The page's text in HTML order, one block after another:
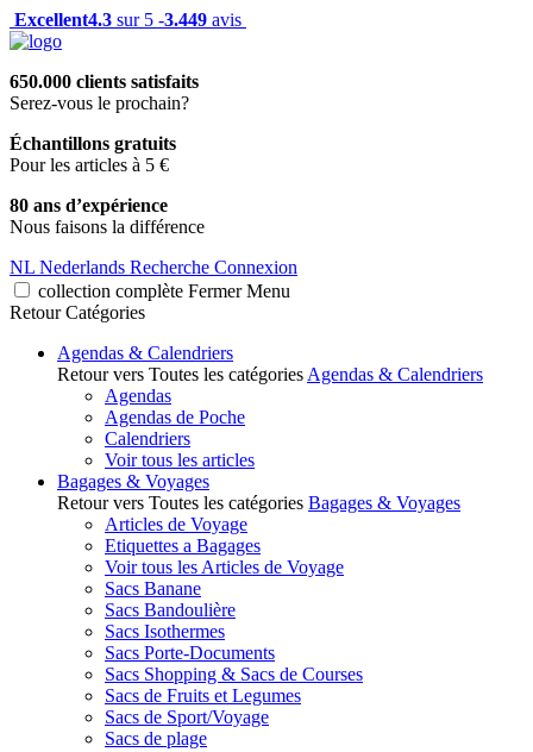
Excellent4.3 sur 5 -3.449 avis
650.000 clients satisfaits
Serez-vous le prochain?
Échantillons gratuits
Pour les articles à 5 €
80 ans d’expérience
Nous faisons la différence
NL Nederlands Recherche Connexion
collection complète Fermer Menu
Retour Catégories
Agendas & Calendriers
Retour vers Toutes les catégories Agendas & Calendriers
Agendas
Agendas de Poche
Calendriers
Voir tous les articles
Bagages & Voyages
Retour vers Toutes les catégories Bagages & Voyages
Articles de Voyage
Etiquettes a Bagages
Voir tous les Articles de Voyage
Sacs Banane
Sacs Bandoulière
Sacs Isothermes
Sacs Porte-Documents
Sacs Shopping & Sacs de Courses
Sacs de Fruits et Legumes
Sacs de Sport/Voyage
Sacs de plage